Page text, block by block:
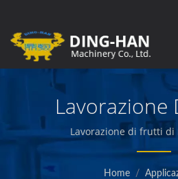
Lavorazione
Fresca, Pollame
Mare
Lavorazione di frutti di
Home /